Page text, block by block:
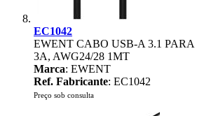
EC1042
EWENT CABO USB-A 3.1
3A, AWG24/28 1MT
Marca: EWENT
Ref. Fabricante: EC1042
Preço sob consulta